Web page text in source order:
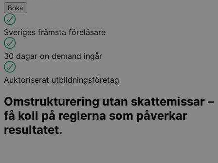
Boka
Sveriges främsta föreläsare
30 dagar on demand ingår
Auktoriserat utbildningsföretag
Omstrukturering utan skattemissar –
få koll på reglerna som påverkar
resultatet.